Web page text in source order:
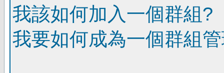
我該如何加入一個群組?
我要如何成為一個群組